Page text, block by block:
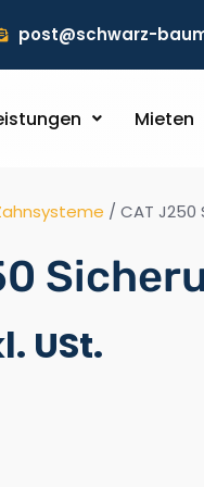
post@schwarz-
Mieten
/ CAT J250